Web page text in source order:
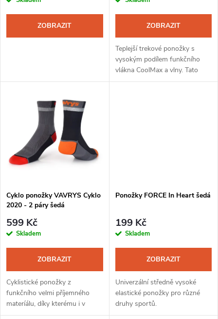
o
d
r
u
ů
ZOBRAZIT ZOBRAZIT
Teplejší trekové ponožky s
vysokým podílem funkčního
vlákna CoolMax a vlny. Tato
ponožka je díky unikátnímu
Cyklo ponožky VAVRYS Cyklo
2020 - 2 páry šedá
599 Kč
Skladem
ZOBRAZIT
Cyklistické ponožky z
funkčního velmi příjemného
materíálu, díky kterému i v
náročných klimatických
Ponožky FORCE In Heart šedá
199 Kč
Skladem
ZOBRAZIT
Univerzální středně vysoké
elastické ponožky pro různé
druhy sportů.